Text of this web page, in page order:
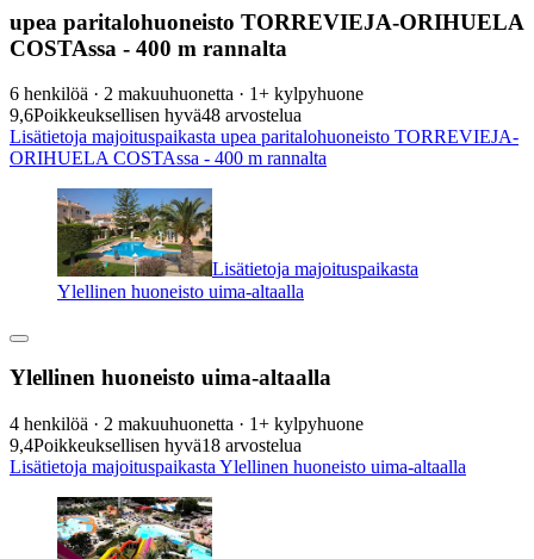
upea paritalohuoneisto TORREVIEJA-ORIHUELA
COSTAssa - 400 m rannalta
6 henkilöä · 2 makuuhuonetta · 1+ kylpyhuone
9,6Poikkeuksellisen hyvä48 arvostelua
Lisätietoja majoituspaikasta upea paritalohuoneisto TORREVIEJA-
ORIHUELA COSTAssa - 400 m rannalta
Lisätietoja majoituspaikasta
Ylellinen huoneisto uima-altaalla
Ylellinen huoneisto uima-altaalla
4 henkilöä · 2 makuuhuonetta · 1+ kylpyhuone
9,4Poikkeuksellisen hyvä18 arvostelua
Lisätietoja majoituspaikasta Ylellinen huoneisto uima-altaalla